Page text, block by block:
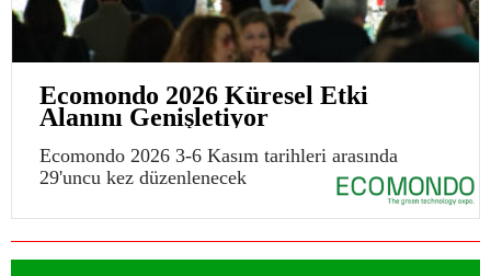
Ecomondo 2026 Küresel Etki
Alanını Genişletiyor
Ecomondo 2026 3-6 Kasım tarihleri arasında
29'uncu kez düzenlenecek